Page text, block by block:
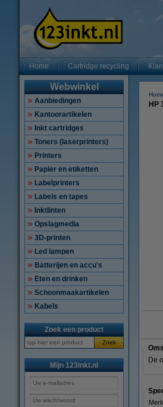
Home Cartridge recycling
Webwinkel
Aanbiedingen
Kantoorartikelen
Inkt cartridges
Toners (laserprinters)
Printers
Papier en etiketten
Labelprinters
Labels en tapes
Inktlinten
Opslagmedia
3D-printen
Led lampen
Batterijen en accu's
Eten en drinken
Schoonmaakartikelen
Kabels
Zoek een product
Zoek
Mijn 123inkt.nl
HP
De